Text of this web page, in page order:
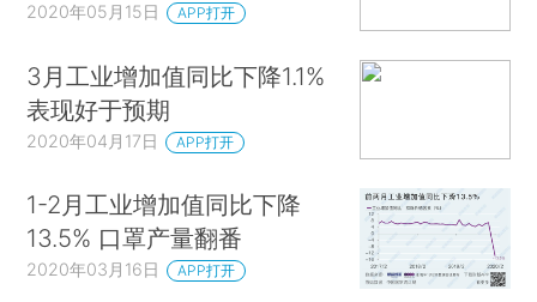
2020年05月15日 APP打开
3月工业增加值同比下降1.1%
表现好于预期
2020年04月17日 APP打开
1-2月工业增加值同比下降
13.5% 口罩产量翻番
2020年03月16日 APP打开